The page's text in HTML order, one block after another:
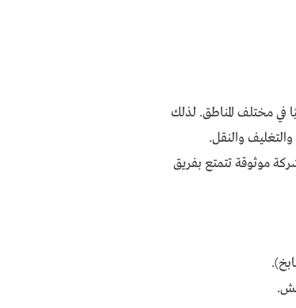
في مختلف المناطق. لذلك
والنقل.
موثوقة تتمتع بفريق